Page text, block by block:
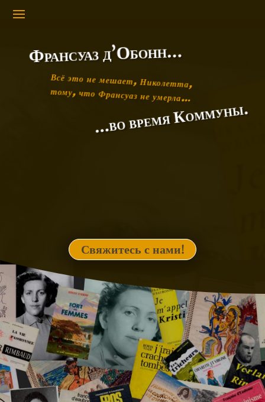
Франсуаз д’Обонн…
Всё это не мешает, Николетта,
тому, что Франсуаз не умерла…
…во время Коммуны.
Свяжитесь с нами!